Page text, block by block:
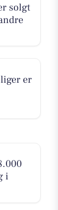
solgt
er
i